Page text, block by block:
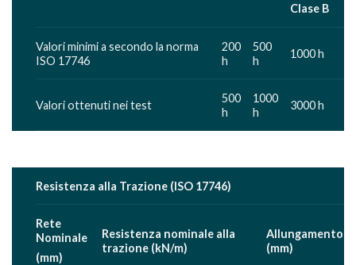
Clase B
Valori minimi a secondo la norma
ISO 17746
200
h
500
h
1000 h
Valori ottenuti nei test
500
h
1000
h
3000 h
Resistenza alla Trazione (ISO 17746)
Rete
Nominale
(mm)
Resistenza nominale alla
trazione (kN/m)
Allungamento
(mm)